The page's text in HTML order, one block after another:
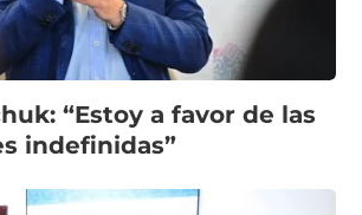
“Estoy a favor de las
indefinidas”